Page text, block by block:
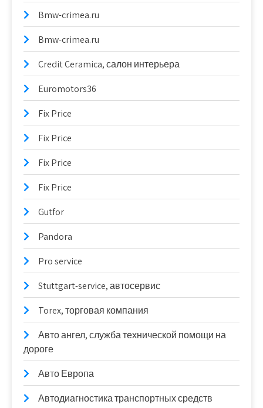
Bmw-crimea.ru
Bmw-crimea.ru
Credit Ceramica, салон интерьера
Euromotors36
Fix Price
Fix Price
Fix Price
Fix Price
Gutfor
Pandora
Pro service
Stuttgart-service, автосервис
Torex, торговая компания
Авто ангел, служба технической помощи на
дороге
Авто Европа
Автодиагностика транспортных средств